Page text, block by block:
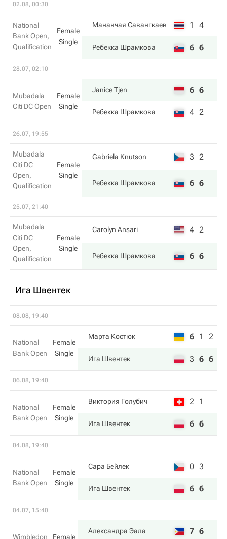
02.08, 00:30
National
Bank Open,
Qualification
Female
Single
Мананчая Савангкаев 1 4
Ребекка Шрамкова 6 6
28.07, 02:10
Mubadala
Citi DC Open
Female
Single
Janice Tjen 6 6
Ребекка Шрамкова 4 2
26.07, 19:55
Mubadala
Citi DC
Open,
Qualification
Female
Single
Gabriela Knutson 3 2
Ребекка Шрамкова 6 6
25.07, 21:40
Mubadala
Citi DC
Open,
Qualification
Female
Single
Carolyn Ansari 4 2
Ребекка Шрамкова 6 6
Ига Швентек
08.08, 19:40
National
Bank Open
Female
Single
Марта Костюк 6 1 2
Ига Швентек 3 6 6
06.08, 19:40
National
Bank Open
Female
Single
Виктория Голубич 2 1
Ига Швентек 6 6
04.08, 19:40
National
Bank Open
Female
Single
Сара Бейлек 0 3
Ига Швентек 6 6
04.07, 15:40
Wimbledon Female
Александра Эала 7 6